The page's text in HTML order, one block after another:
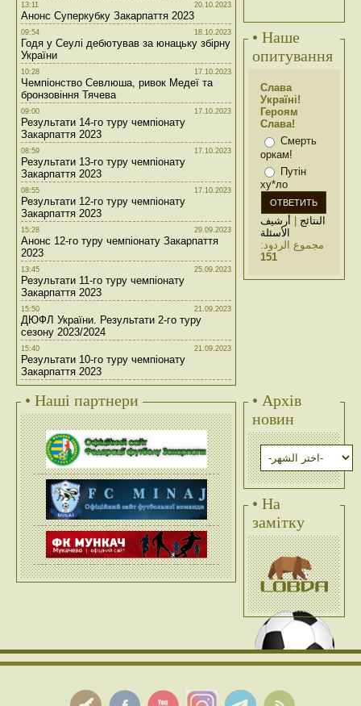
13:11 20.10.2023
Анонс Суперкубку Закарпаття 2023
09:54 18.10.2023
Годя у Сеулі дебютував за юнацьку збірну
України
10:28 17.10.2023
Чемпіонство Севлюша, ривок Медеї та
бронзовіння Тячева
09:00 17.10.2023
Результати 14-го туру чемпіонату
Закарпаття 2023
08:59 17.10.2023
Результати 13-го туру чемпіонату
Закарпаття 2023
08:55 17.10.2023
Результати 12-го туру чемпіонату
Закарпаття 2023
15:28 29.09.2023
Анонс 12-го туру чемпіонату Закарпаття
2023
13:45 25.09.2023
Результати 11-го туру чемпіонату
Закарпаття 2023
15:50 21.09.2023
ДЮФЛ України. Результати 2-го туру
сезону 2023/2024
15:40 21.09.2023
Результати 10-го туру чемпіонату
Закарпаття 2023
• Наше
опитування
Слава
Україні!
Героям
Слава!
Смерть
оркам!
Путін
ху*ло
النتائج | أرشيف
الأسئلة
مجموع الردود:
151
• Наші партнери
• Архів
новин
• На
замітку